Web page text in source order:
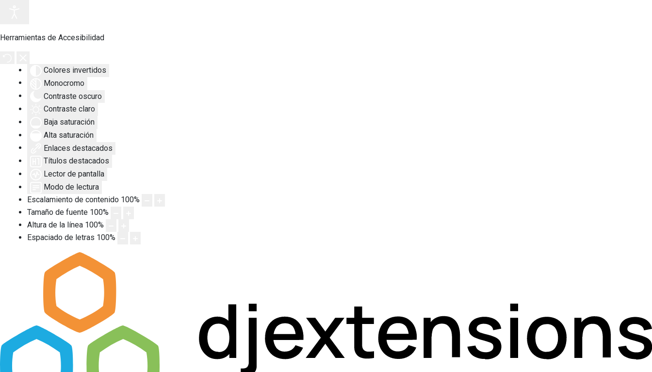
Herramientas de Accesibilidad
Colores invertidos
Monocromo
Contraste oscuro
Contraste claro
Baja saturación
Alta saturación
Enlaces destacados
Títulos destacados
Lector de pantalla
Modo de lectura
Escalamiento de contenido 100%
Tamaño de fuente 100%
Altura de la línea 100%
Espaciado de letras 100%